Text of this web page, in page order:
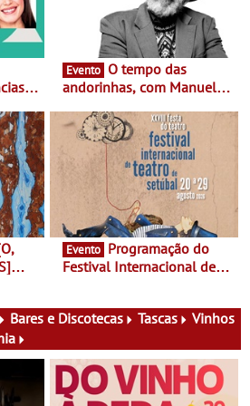
da
da
Evento
andorinhas, com Manuel
Atum - Concerto
performance na MAAT
Gallery a 3 de Setembro,
Evento
Festival Internacional de
29 de Agosto
Bares e Discotecas Tascas
Vinhos